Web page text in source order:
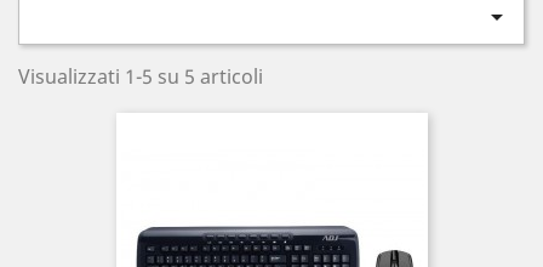

Visualizzati 1-5 su 5 articoli